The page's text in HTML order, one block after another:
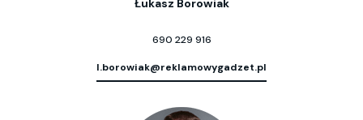
Łukasz Borowiak
690 229 916
l.borowiak@reklamowygadzet.pl